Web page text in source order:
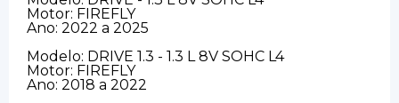
Motor: FIREFLY
Ano: 2022 a 2025
Modelo: DRIVE 1.3 - 1.3 L 8V SOHC L4
Motor: FIREFLY
Ano: 2018 a 2022